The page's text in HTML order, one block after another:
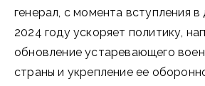
генерал, с момента вступления
2024 году ускоряет политику,
обновление устаревающего
страны и укрепление ее